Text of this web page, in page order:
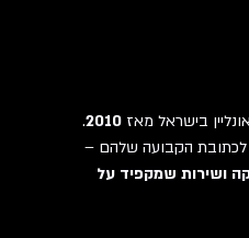
בישראל מאז2010
.
הקבועה שלהם –
ושירות שמקפיד על